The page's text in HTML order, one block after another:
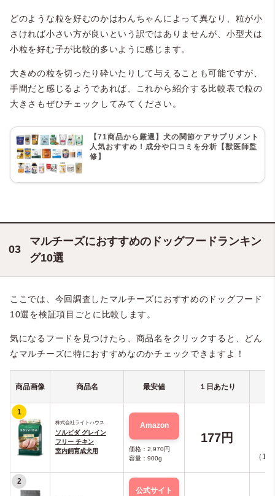
どのような粒を好むのかはわんちゃんによって異なり、粒が小
さければ小さい方が良いという訳ではありませんが、小型犬は
小粒を好む子が比較的多いように感じます。
大きめの粒を切ったり砕いたりして与えることも可能ですが、
手間だと感じるようであれば、これから紹介する比較表で粒の
大きさもぜひチェックしてみてください。
【71商品から厳選】犬の関節ケアサプリメント
人気おすすめ！成分や口コミを分析【獣医師監
修】
マルチーズにおすすめのドッグフードランキン
グ10選
ここでは、今回調査したマルチーズにおすすめのドッグフード
10選を検証項目ごとに比較します。
気になるフードを見つけたら、商品名をクリックすると、どん
なマルチーズに特におすすめなのかチェックできますよ！
商品画像 商品名 最安値 １日あたり
1
株式会社ライトハウス
ソルビダ グレイン
フリー チキン
室内飼育成犬用
Amazon
価格：2,970円
容量：900g
177円
（10
2
公式サイト